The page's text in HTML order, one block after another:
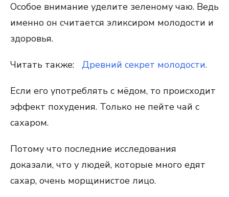
Особое внимание уделите зеленому чаю. Ведь
именно он считается эликсиром молодости и
здоровья.
Читать также: Древний секрет молодости.
Если его употреблять с мёдом, то происходит
эффект похудения. Только не пейте чай с
сахаром.
Потому что последние исследования
доказали, что у людей, которые много едят
сахар, очень морщинистое лицо.